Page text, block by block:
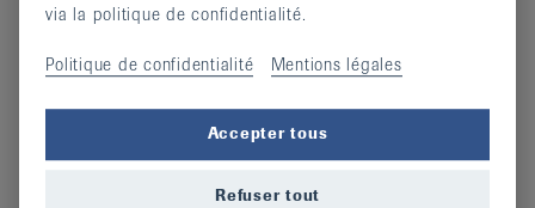
via la politique de confidentialité.
Politique de confidentialité Mentions légales
Accepter tous
Refuser tout